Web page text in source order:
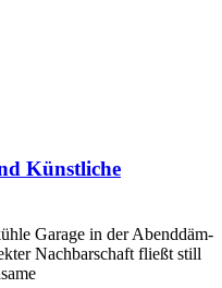
Künstliche
Gara­ge in der Abend­däm­
Nach­bar­schaft fließt still